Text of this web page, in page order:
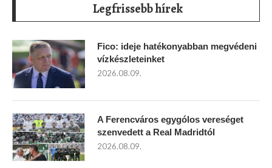
Legfrissebb hírek
Fico: ideje hatékonyabban megvédeni
vízkészleteinket
2026.08.09.
A Ferencváros egygólos vereséget
szenvedett a Real Madridtól
2026.08.09.